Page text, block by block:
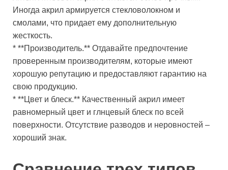
Иногда акрил армируется стекловолокном и
смолами, что придает ему дополнительную
жесткость.
* **Производитель.** Отдавайте предпочтение
проверенным производителям, которые имеют
хорошую репутацию и предоставляют гарантию на
свою продукцию.
* **Цвет и блеск.** Качественный акрил имеет
равномерный цвет и глнцевый блеск по всей
поверхности. Отсутствие разводов и неровностей –
хороший знак.